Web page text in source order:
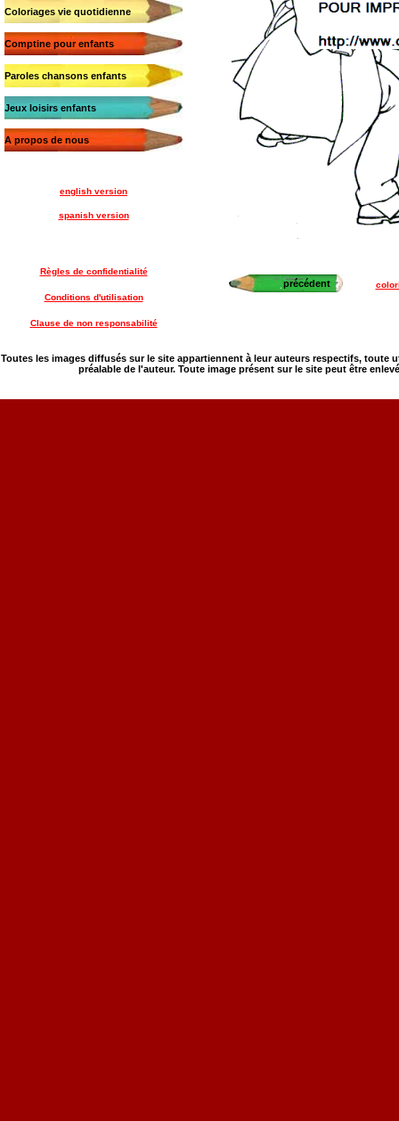
Coloriages vie quotidienne
Comptine pour enfants
Paroles chansons enfants
Jeux loisirs enfants
A propos de nous
english version
spanish version
Règles de confidentialité
Conditions d'utilisation
Clause de non responsabilité
précédent
Toutes les images diffusés sur le site appartiennent à leur auteurs respectifs,
préalable de l'auteur. Toute image présent sur le site peut être